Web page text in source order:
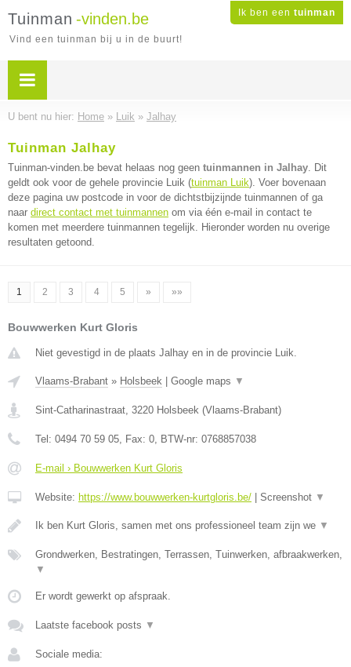
Ik ben een tuinman
Tuinman -vinden.be
Vind een tuinman bij u in de buurt!
U bent nu hier: Home » Luik » Jalhay
Tuinman Jalhay
Tuinman-vinden.be bevat helaas nog geen tuinmannen in Jalhay. Dit
geldt ook voor de gehele provincie Luik (tuinman Luik). Voer bovenaan
deze pagina uw postcode in voor de dichtstbijzijnde tuinmannen of ga
naar direct contact met tuinmannen om via één e-mail in contact te
komen met meerdere tuinmannen tegelijk. Hieronder worden nu overige
resultaten getoond.
1 2 3 4 5 » »»
Bouwwerken Kurt Gloris
Niet gevestigd in de plaats Jalhay en in de provincie Luik.
Vlaams-Brabant » Holsbeek Google maps ▼
Sint-Catharinastraat, 3220 Holsbeek (Vlaams-Brabant)
Tel: 0494 70 59 05, Fax: 0, BTW-nr: 0768857038
E-mail › Bouwwerken Kurt Gloris
Website: https://www.bouwwerken-kurtgloris.be/ Screenshot ▼
Ik ben Kurt Gloris, samen met ons professioneel team zijn we ▼
Grondwerken, Bestratingen, Terrassen, Tuinwerken, afbraakwerken,
▼
Er wordt gewerkt op afspraak.
Laatste facebook posts ▼
Sociale media: